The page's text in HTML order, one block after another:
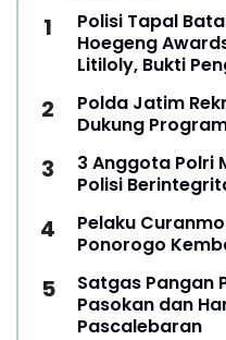
Polisi Tapal
Hoegeng
Litiloly, Bukti
Polda Jatim
Dukung
3 Anggota Polri
Polisi
Pelaku
Ponorogo
Satgas Pangan
Pasokan dan
Pascalebaran